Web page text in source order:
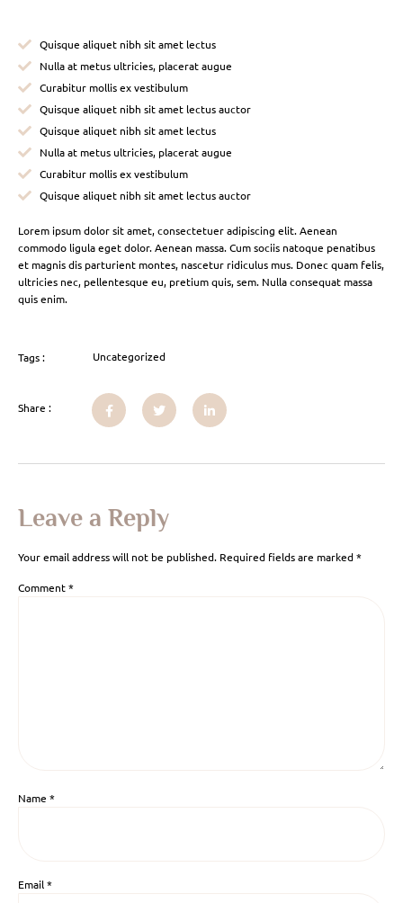
Quisque aliquet nibh sit amet lectus
Nulla at metus ultricies, placerat augue
Curabitur mollis ex vestibulum
Quisque aliquet nibh sit amet lectus auctor
Quisque aliquet nibh sit amet lectus
Nulla at metus ultricies, placerat augue
Curabitur mollis ex vestibulum
Quisque aliquet nibh sit amet lectus auctor
Lorem ipsum dolor sit amet, consectetuer adipiscing elit. Aenean
commodo ligula eget dolor. Aenean massa. Cum sociis natoque penatibus
et magnis dis parturient montes, nascetur ridiculus mus. Donec quam felis,
ultricies nec, pellentesque eu, pretium quis, sem. Nulla consequat massa
quis enim.
Tags : Uncategorized
Share :
Leave a Reply
Your email address will not be published. Required fields are marked*
Comment*
Name *
Email*